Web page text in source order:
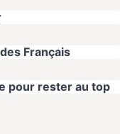
Français
pour rester au top